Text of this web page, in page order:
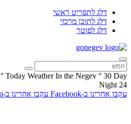
דלג לתפריט ראשי
דלג לתוכן מרכזי
דלג לפוטר
Today Weather In the Negev ° 30 Day
°
24
Night
עקבו אחרינו ב-Facebook
עקבו אחרינו ב-Instagram